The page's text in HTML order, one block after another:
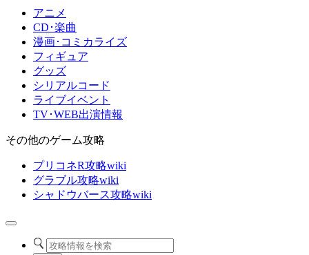
アニメ
CD･楽曲
漫画･コミカライズ
フィギュア
グッズ
シリアルコード
ライブイベント
TV･WEB出演情報
その他のゲーム攻略
プリコネR攻略wiki
グラブル攻略wiki
シャドウバース攻略wiki